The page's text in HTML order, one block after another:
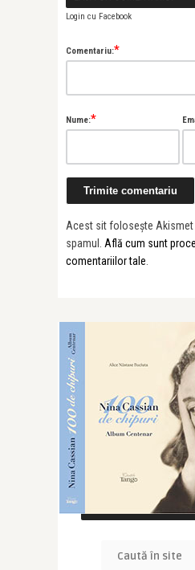
Login cu Facebook
Comentariu:*
Nume:*
Acest sit folosește Akismet
spamul. Află cum sunt
comentariilor tale
CAUTĂ ÎN SITE